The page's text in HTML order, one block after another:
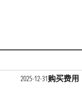
2025-12-31购买费用